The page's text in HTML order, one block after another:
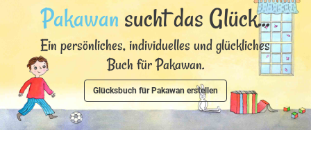
Pakawan sucht das Glück...
Ein persönliches, individuelles und glückliches
Buch für Pakawan.
Glücksbuch für Pakawan erstellen